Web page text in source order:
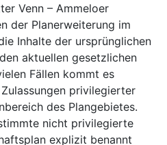
Venn – Ammeloer
der Planerweiterung im
Inhalte der ursprünglichen
aktuellen gesetzlichen
Fällen kommt es
privilegierter
des Plangebietes.
nicht privilegierte
explizit benannt